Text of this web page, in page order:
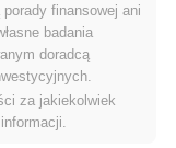
z szerszym
, osiągając gorsze
wzrost o
w akcji cenowej
rynkowego.
finansowej ani
badania
doradcą
za jakiekolwiek